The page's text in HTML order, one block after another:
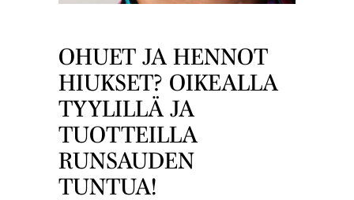
OHUET JA HENNOT
HIUKSET? OIKEALLA
TYYLILLÄ JA
TUOTTEILLA
RUNSAUDEN
TUNTUA!